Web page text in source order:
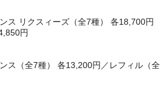
ス リクスィーズ（全7種） 各18,700円
円
ス（全7種） 各13,200円／レフィル（全